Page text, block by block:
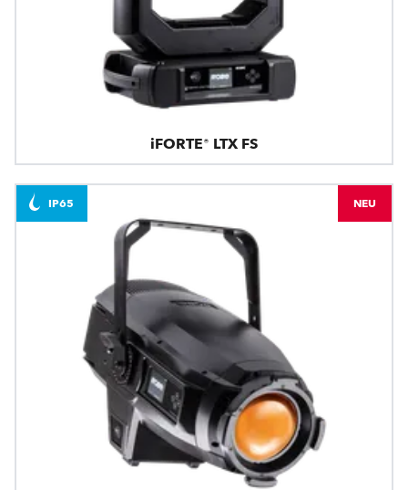
iFORTE® LTX FS
IP65 NEU